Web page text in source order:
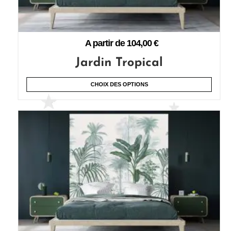
A partir de 104,00€
Jardin Tropical
CHOIX DES OPTIONS